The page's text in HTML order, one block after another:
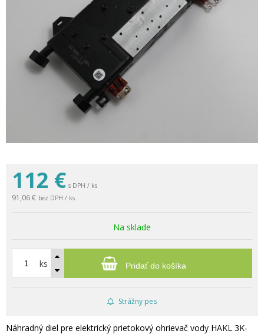
112 € s DPH / ks
91,06 € bez DPH / ks
Na sklade
ks Pridať do košíka
Strážny pes
Náhradný diel pre elektrický prietokový ohrievač vody HAKL 3K-